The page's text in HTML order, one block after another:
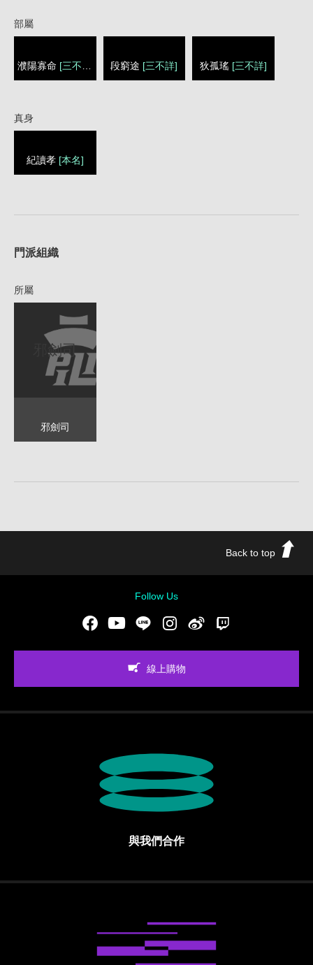
部屬
濮陽寡命 [三不詳] 段窮途 [三不詳] 狄孤瑤 [三不詳]
真身
紀讀孝 [本名]
門派組織
所屬
邪劍司
邪劍司
Back to top
Follow Us
FacebookYoutubeLINE Instgram新浪微博
線上購物
與我們合作